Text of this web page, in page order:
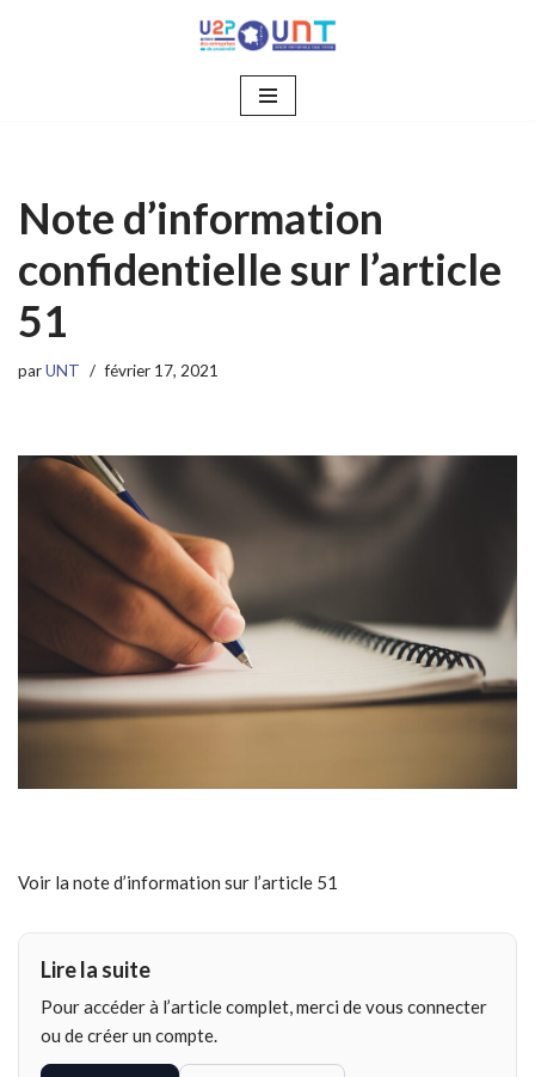
Note d’information
confidentielle sur l’article
51
parUNT février 17, 2021
Voir la note d’information sur l’article 51
Lire la suite
Pour accéder à l’article complet, merci de vous connecter
ou de créer un compte.